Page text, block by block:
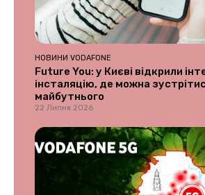
НОВИНИ VODAFONE
Future You: у Києві відкрили
інсталяцію, де можна
майбутнього
22 Липня 2026